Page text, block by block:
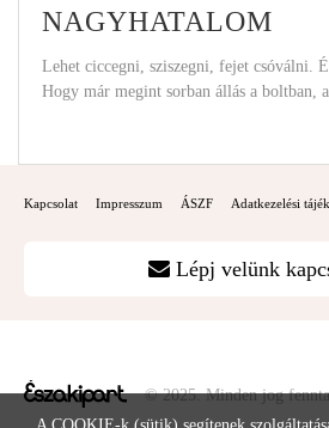
NAGYHATALOM
Lehet ciccegni, sziszegni, fejet csóválni.
Hogy már megint sorban állás a boltban,
Kapcsolat Impresszum ÁSZF Adatkezelési
Lépj velünk
© 2025. Minden jog